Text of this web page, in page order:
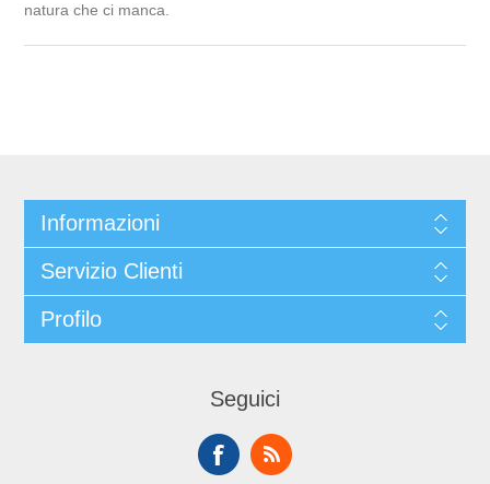
natura che ci manca.
Informazioni
Servizio Clienti
Profilo
Seguici